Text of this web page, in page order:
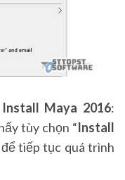
Maya 2016:
tùy chọn “Install
để tiếp tục quá trình